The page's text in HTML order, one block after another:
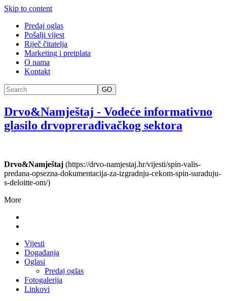
Skip to content
Predaj oglas
Pošalji vijest
Riječ čitatelja
Marketing i pretplata
O nama
Kontakt
GO
Drvo&Namještaj - Vodeće informativno
glasilo drvoprerađivačkog sektora
Drvo&Namještaj (https://drvo-namjestaj.hr/vijesti/spin-valis-
predana-opsezna-dokumentacija-za-izgradnju-cekom-spin-suraduju-
s-deloitte-om/)
More
Vijesti
Događanja
Oglasi
Predaj oglas
Fotogalerija
Linkovi